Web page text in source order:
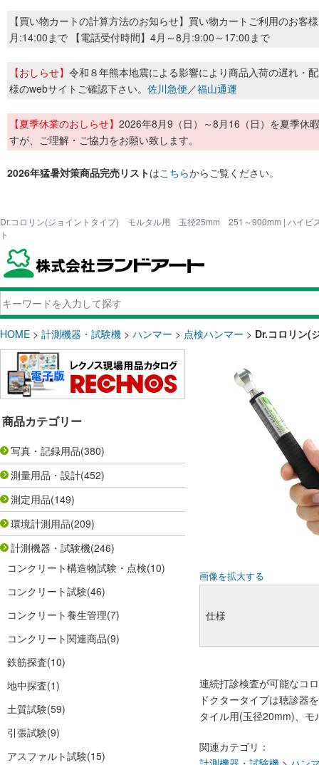
【買い物カートの計算方法のお知らせ】買い物カートご利用のお客
月:14:00まで 【電話受付時間】4月～8月:9:00～17:00まで
【おしらせ】 令和８年熊本地震による影響により商品入荷の遅れ・
様のwebサイトご確認下さい。 佐川急便／福山通運
【夏季休業のおしらせ】 2026年8月9（日）～8月16（日）を夏季休
すが、ご理解・ご協力をお願い致します。
2026年猛暑対策商品完売リストはこちらからご覧ください。
Dr.コロリン(ジョイントタイプ) モルタル用 玉径25mm 251～900mm | ハイビ
ト
HOME > 計測機器・試験機 > ハンマー > 点検ハンマー > Dr.コロリン
商品カテゴリー
写真・記録用品(380)
測量用品・設計(452)
測定用品(149)
環境計測用品(209)
計測機器・試験機(246)
コンクリート構造物試験・点検(10)
コンクリート試験(46)
コンクリート養生管理(7)
コンクリート関連商品(9)
鉄筋探査(10)
地中探査(1)
土質試験(59)
引張試験(9)
アスファルト試験(15)
画像を拡大する
仕様
連続打診検査が可能なコ
ドクタータイプは聴診器
タイル用(玉径20mm)、
関連カテゴリ：